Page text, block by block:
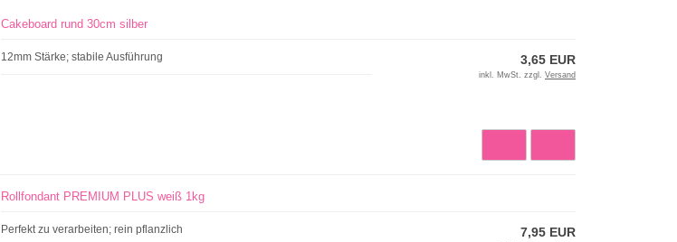
Cakeboard rund 30cm silber
12mm Stärke; stabile Ausführung 3,65 EUR
inkl. MwSt. zzgl. Versand
Rollfondant PREMIUM PLUS weiß 1kg
Perfekt zu verarbeiten; rein pflanzlich 7,95 EUR